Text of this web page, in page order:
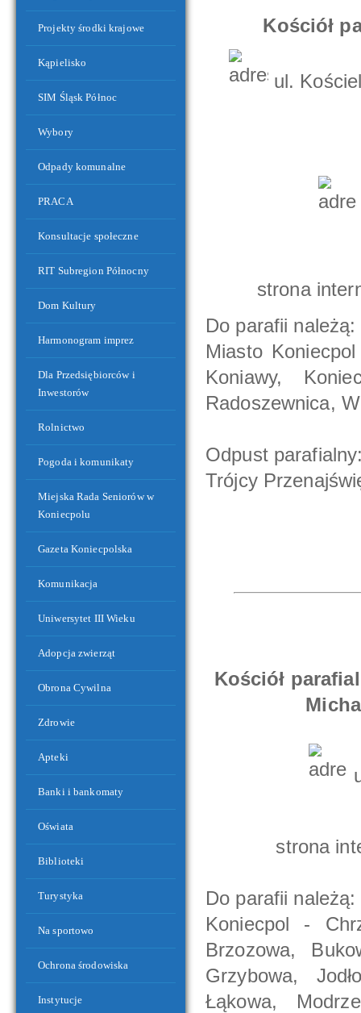
Budynek Zaplecza Sportowego przy Stadionie Miejskim
Centrum Społeczno-Kulturalne oraz OSP Koniecpol II
Projekty środki krajowe
Kąpielisko
SIM Śląsk Północ
Wybory
Odpady komunalne
PRACA
Konsultacje społeczne
RIT Subregion Północny
Dom Kultury
Harmonogram imprez
Dla Przedsiębiorców i
Inwestorów
Rolnictwo
Pogoda i komunikaty
Miejska Rada Seniorów w
Koniecpolu
Gazeta Koniecpolska
Komunikacja
Uniwersytet III Wieku
Adopcja zwierząt
Obrona Cywilna
Zdrowie
Apteki
Banki i bankomaty
Oświata
Biblioteki
Turystyka
Na sportowo
Ochrona środowiska
Instytucje
Kościół
ul.
strona
Do parafii należą:
Miasto
Koniawy,
Radoszewnica,
Odpust
Trójcy
Kościół
strona
Do parafii należą:
Koniecpol -
Brzozowa,
Grzybowa,
Łąkowa,